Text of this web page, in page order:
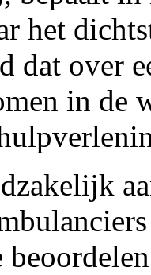
het
dat over
in de